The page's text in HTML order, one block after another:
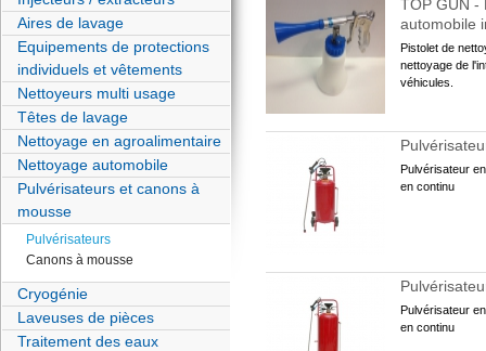
Aires de lavage
Equipements de protections
individuels et vêtements
Nettoyeurs multi usage
Têtes de lavage
Nettoyage en agroalimentaire
Nettoyage automobile
Pulvérisateurs et canons à
mousse
Pulvérisateurs
Canons à mousse
Cryogénie
Laveuses de pièces
Traitement des eaux
TOP GUN -
automobile
Pistolet de
nettoyage de
véhicules.
Pulvérisateur
en continu
Pulvérisateur
en continu